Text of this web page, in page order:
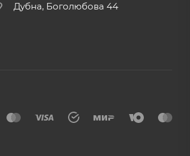
Дубна, Боголюбова 44